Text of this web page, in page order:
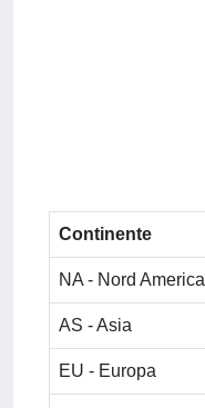
Continente
NA - Nord America
AS - Asia
EU - Europa